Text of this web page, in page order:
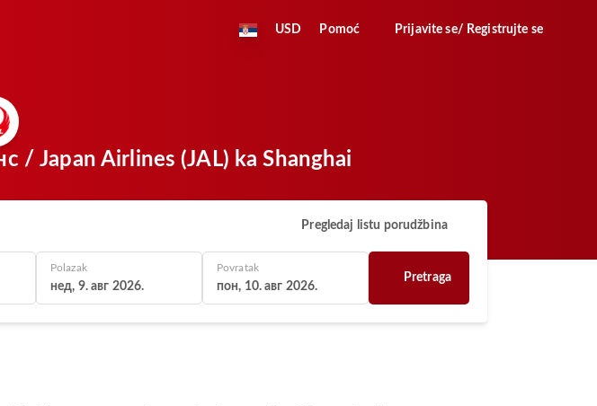
USD Pomoć Prijavite se/ Registrujte se
/ Japan Airlines (JAL) ka Shanghai
Pregledaj listu porudžbina
Polazak
нед, 9. авг 2026.
Povratak
пон, 10. авг 2026.
Pretraga